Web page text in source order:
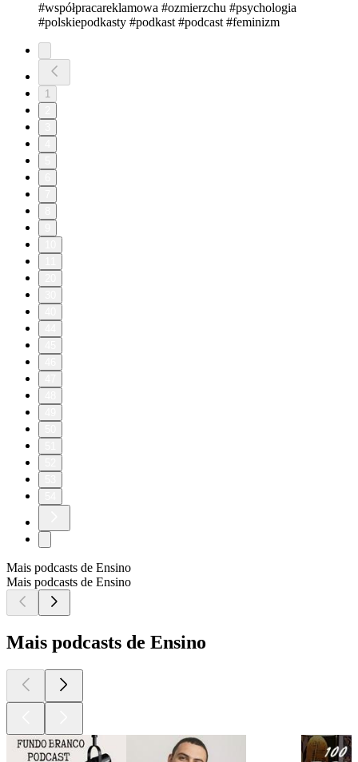
#współpracareklamowa #ozmierzchu #psychologia
#polskiepodkasty #podkast #podcast #feminizm
1
Mais podcasts de Ensino
Mais podcasts de Ensino
Mais podcasts de Ensino